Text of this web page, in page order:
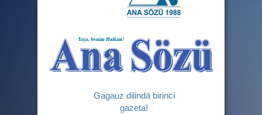
Gagauz dilindä birinci
gazeta!